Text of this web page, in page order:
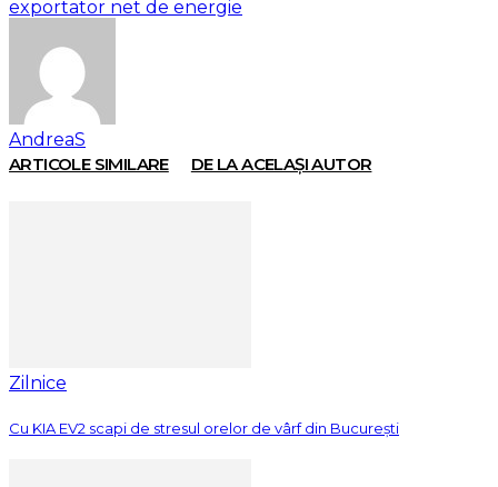
exportator net de energie
AndreaS
ARTICOLE SIMILARE
DE LA ACELAȘI AUTOR
Zilnice
Cu KIA EV2 scapi de stresul orelor de vârf din București